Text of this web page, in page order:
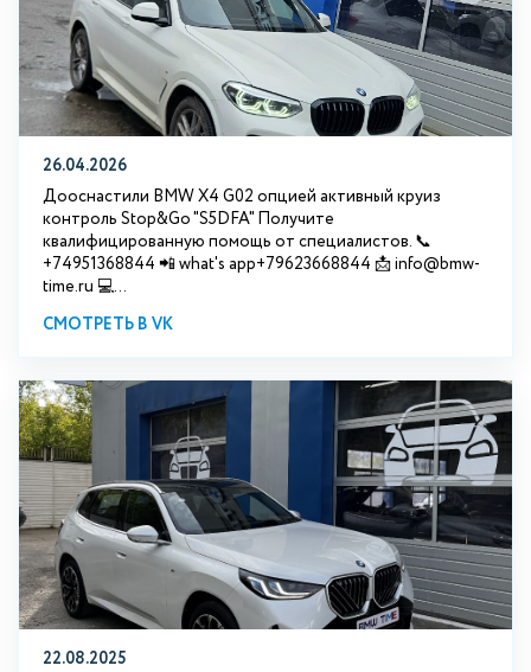
26.04.2026
Дооснастили BMW X4 G02 опцией активный круиз
контроль Stop&Go "S5DFA" Получите
квалифицированную помощь от специалистов. 📞
+74951368844 📲 what's app+79623668844 📩 info@bmw-
time.ru 💻...
СМОТРЕТЬ В VK
22.08.2025